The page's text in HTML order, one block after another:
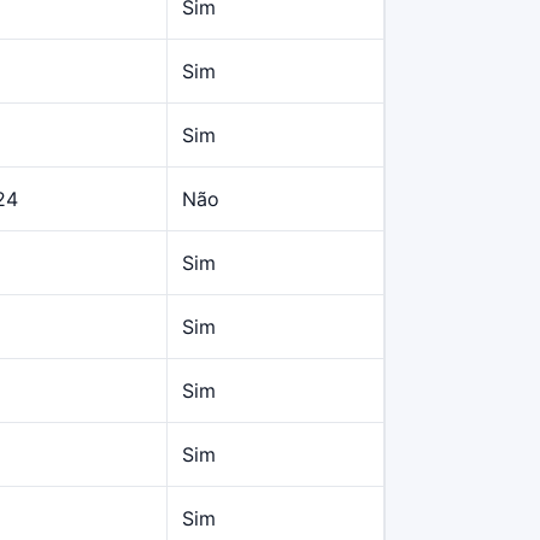
Sim
Sim
Sim
Não
Sim
Sim
Sim
Sim
Sim